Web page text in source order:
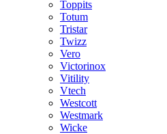
Toppits
Totum
Tristar
Twizz
Vero
Victorinox
Vitility
Vtech
Westcott
Westmark
Wicke